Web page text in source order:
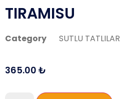
TIRAMISU
Category SUTLU TATLILAR
365.00 ₺